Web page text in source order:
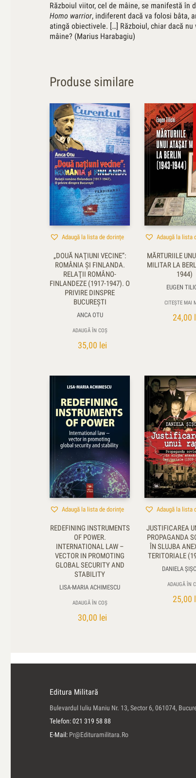
Războiul viitor, cel de mâine, se manifestă
Homo warrior, indiferent dacă va folosi bâta,
atingă obiectivele. […] Războiul, chiar dacă
mâine? (Marius Harabagiu)
Produse similare
Adaugă la lista de dorințe
„DOUĂ NAŢIUNI VECINE”:
ROMÂNIA ŞI FINLANDA.
RELAŢII ROMÂNO-
FINLANDEZE (1917-1947). O
PRIVIRE DINSPRE
BUCUREŞTI
ANCA OTU
ADAUGĂ ÎN COȘ
35,00 lei
Adaugă la lista
MĂRTURIILE
MILITAR LA
1944)
EUGEN
CITEȘTE MAI
24,00
Adaugă la lista de dorințe
REDEFINING INSTRUMENTS
OF POWER.
INTERNATIONAL LAW –
VECTOR IN PROMOTING
GLOBAL SECURITY AND
STABILITY
LISA-MARIA ACHIMESCU
ADAUGĂ ÎN COȘ
30,00 lei
Adaugă la lista
JUSTIFICAREA
PROPAGANDA
ÎN SLUJBA
TERITORIALE
DANIELA
ADAUGĂ ÎN
25,00
Editura Militară
Bulevardul Iuliu Maniu Nr. 13, Sector 6, 061074,
Telefon: 021 319 58 88
E-Mail: Pr@edituramilitara.ro